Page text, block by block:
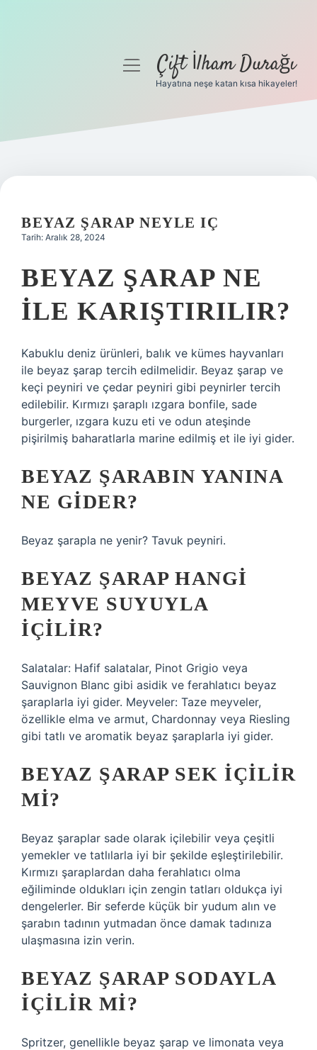
Gizlilik Politikası
Yasal Uyarı
menüyüÇift İlham Durağı
Hayatına neşe katan kısa hikayeler!
BEYAZ ŞARAP NEYLE IÇ
Tarih: Aralık 28, 2024
BEYAZ ŞARAP NE
ILE KARIŞTIRILIR?
Kabuklu deniz ürünleri, balık ve kümes hayvanları
ile beyaz şarap tercih edilmelidir. Beyaz şarap ve
keçi peyniri ve çedar peyniri gibi peynirler tercih
edilebilir. Kırmızı şaraplı ızgara bonfile, sade
burgerler, ızgara kuzu eti ve odun ateşinde
pişirilmiş baharatlarla marine edilmiş et ile iyi gider.
BEYAZ ŞARABIN YANINA
NE GIDER?
Beyaz şarapla ne yenir? Tavuk peyniri.
BEYAZ ŞARAP HANGI
MEYVE SUYUYLA
IÇILIR?
Salatalar: Hafif salatalar, Pinot Grigio veya
Sauvignon Blanc gibi asidik ve ferahlatıcı beyaz
şaraplarla iyi gider. Meyveler: Taze meyveler,
özellikle elma ve armut, Chardonnay veya Riesling
gibi tatlı ve aromatik beyaz şaraplarla iyi gider.
BEYAZ ŞARAP SEK IÇILIR
MI?
Beyaz şaraplar sade olarak içilebilir veya çeşitli
yemekler ve tatlılarla iyi bir şekilde eşleştirilebilir.
Kırmızı şaraplardan daha ferahlatıcı olma
eğiliminde oldukları için zengin tatları oldukça iyi
dengelerler. Bir seferde küçük bir yudum alın ve
şarabın tadının yutmadan önce damak tadınıza
ulaşmasına izin verin.
BEYAZ ŞARAP SODAYLA
IÇILIR MI?
Spritzer, genellikle beyaz şarap ve limonata veya